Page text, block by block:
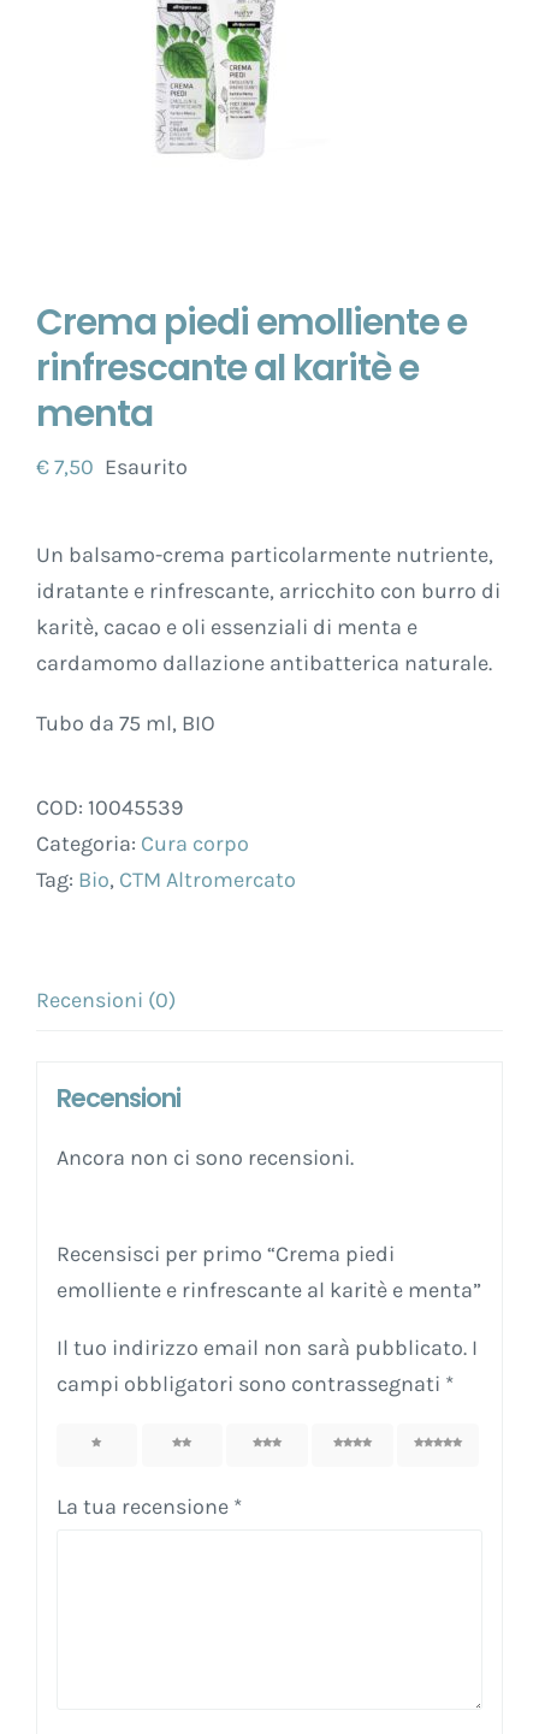
Crema piedi emolliente e
rinfrescante al karitè e
menta
€7,50 Esaurito
Un balsamo-crema particolarmente nutriente,
idratante e rinfrescante, arricchito con burro di
karitè, cacao e oli essenziali di menta e
cardamomo dallazione antibatterica naturale.
Tubo da 75 ml, BIO
COD: 10045539
Categoria: Cura corpo
Tag: Bio, CTM Altromercato
Recensioni (0)
Recensioni
Ancora non ci sono recensioni.
Recensisci per primo “Crema piedi
emolliente e rinfrescante al karitè e menta”
Il tuo indirizzo email non sarà pubblicato. I
campi obbligatori sono contrassegnati *
4 5
La tua recensione *